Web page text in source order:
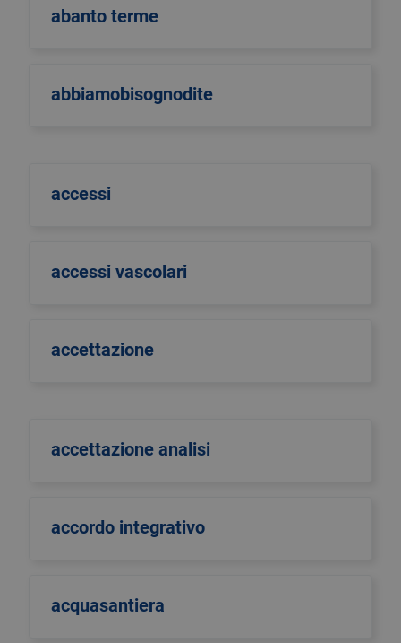
abanto terme
abbiamobisognodite
accessi
accessi vascolari
accettazione
accettazione analisi
accordo integrativo
acquasantiera